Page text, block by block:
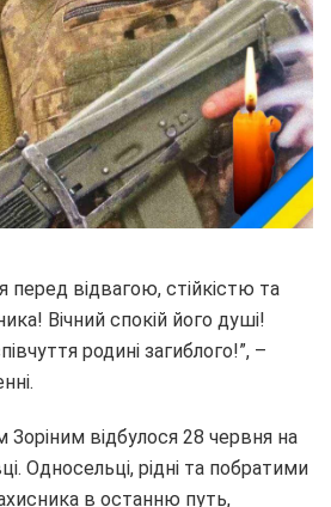
перед відвагою, стійкістю та
Вічний спокій його душі!
родині загиблого!”, –
Зоріним відбулося 28 червня на
Односельці, рідні та побратими
в останню путь,